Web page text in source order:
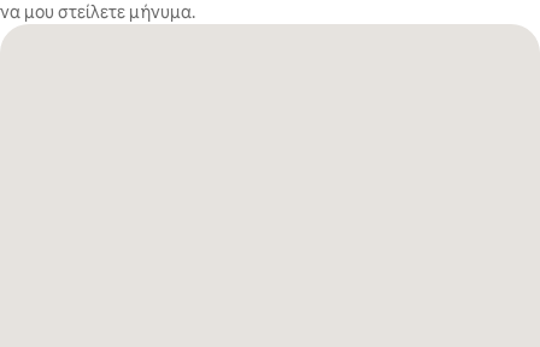
να μου στείλετε μήνυμα.